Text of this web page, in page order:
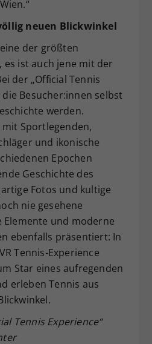
neuen Blickwinkel
der größten
ist auch jene mit der
der „Official Tennis
die Besucher:innen selbst
werden.
mit Sportlegenden,
und ikonische
Epochen
Geschichte des
Fotos und kultige
nie gesehene
Elemente und moderne
ebenfalls präsentiert: In
Tennis-Experience
Star eines aufregenden
erleben Tennis aus
Tennis Experience“